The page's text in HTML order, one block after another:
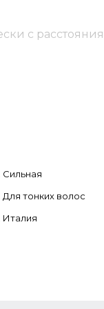
с расстояния
CINNAMAL,
Сильная
Для тонких волос
Италия